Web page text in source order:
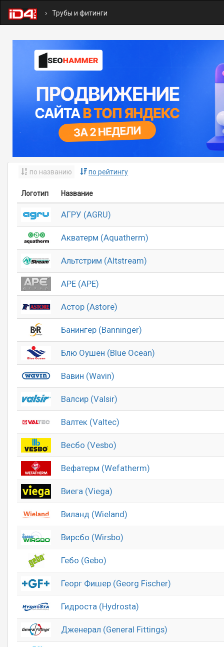
Трубы и фитинги
по названию по рейтингу
Логотип Название
АГРУ (AGRU)
Акватерм (Aquatherm)
Альтстрим (Altstream)
АРЕ (APE)
Астор (Astore)
Банингер (Banninger)
Блю Оушен (Blue Ocean)
Вавин (Wavin)
Валсир (Valsir)
Валтек (Valtec)
Весбо (Vesbo)
Вефатерм (Wefatherm)
Виега (Viega)
Виланд (Wieland)
Вирсбо (Wirsbo)
Гебо (Gebo)
Георг Фишер (Georg Fischer)
Гидроста (Hydrosta)
Дженерал (General Fittings)